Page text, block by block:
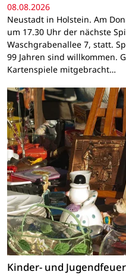
08.08.2026
Neustadt in Holstein. Am
um 17.30 Uhr der nächste
Waschgrabenallee 7, statt.
99 Jahren sind willkommen.
Kartenspiele mitgebracht…
Kinder- und